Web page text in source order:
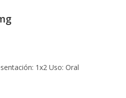
1x2 Uso: Oral